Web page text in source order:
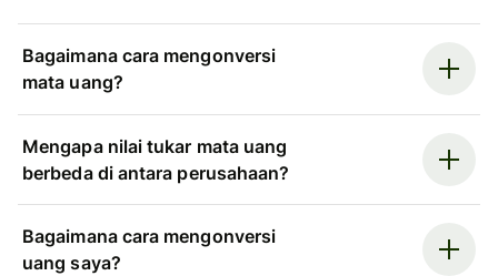
Bagaimana cara mengonversi
mata uang?
Mengapa nilai tukar mata uang
berbeda di antara perusahaan?
Bagaimana cara mengonversi
uang saya?